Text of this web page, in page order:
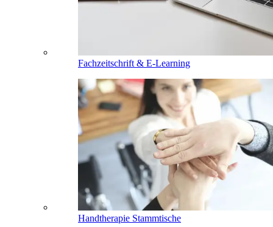
Fachzeitschrift & E-Learning
Handtherapie Stammtische